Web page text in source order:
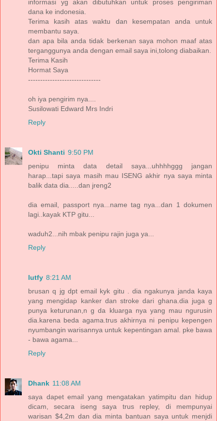
informasi yg akan dibutuhkan untuk proses pengiriman
dana ke indonesia.
Terima kasih atas waktu dan kesempatan anda untuk
membantu saya.
dan apa bila anda tidak berkenan saya mohon maaf atas
terganggunya anda dengan email saya ini,tolong diabaikan.
Terima Kasih
Hormat Saya
------------------------------
oh iya pengirim nya....
Susilowati Edward Mrs Indri
Reply
Okti Shanti 9:50 PM
penipu minta data detail saya...uhhhhggg jangan
harap...tapi saya masih mau ISENG akhir nya saya minta
balik data dia.....dan jreng2
dia email, passport nya...name tag nya...dan 1 dokumen
lagi..kayak KTP gitu...
waduh2...nih mbak penipu rajin juga ya...
Reply
lutfy 8:21 AM
brusan q jg dpt email kyk gitu . dia ngakunya janda kaya
yang mengidap kanker dan stroke dari ghana.dia juga g
punya keturunan,n g da kluarga nya yang mau ngurusin
dia.karena beda agama.trus akhirnya ni penipu kepengen
nyumbangin warisannya untuk kepentingan amal. pke bawa
- bawa agama...
Reply
Dhank 11:08 AM
saya dapet email yang mengatakan yatimpitu dan hidup
dicam, secara iseng saya trus repley, di mempunyai
warisan $4,2m dan dia minta bantuan saya untuk menjdi